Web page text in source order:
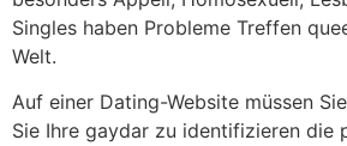
Singles haben Probleme Treffen
Welt.
Auf einer Dating-Website müssen
Sie Ihre gaydar zu identifizieren die